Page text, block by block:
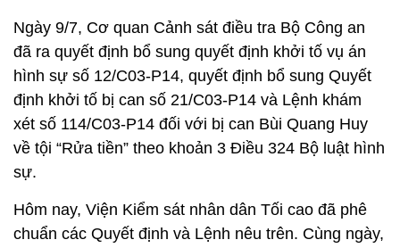
Ngày 9/7, Cơ quan Cảnh sát điều tra Bộ Công an
đã ra quyết định bổ sung quyết định khởi tố vụ án
hình sự số 12/C03-P14, quyết định bổ sung Quyết
định khởi tố bị can số 21/C03-P14 và Lệnh khám
xét số 114/C03-P14 đối với bị can Bùi Quang Huy
về tội “Rửa tiền” theo khoản 3 Điều 324 Bộ luật hình
sự.
Hôm nay, Viện Kiểm sát nhân dân Tối cao đã phê
chuẩn các Quyết định và Lệnh nêu trên. Cùng ngày,